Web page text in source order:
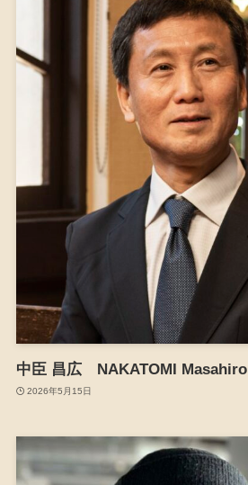
中臣 昌広 NAKATOMI Masahiro
2026年5月15日